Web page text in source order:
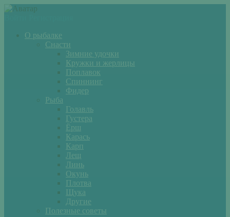
О рыбалке
Снасти
Зимние удочки
Кружки и жерлицы
Поплавок
Спиннинг
Фидер
Рыба
Голавль
Густера
Ёрш
Карась
Карп
Лещ
Линь
Окунь
Плотва
Щука
Другие
Полезные советы